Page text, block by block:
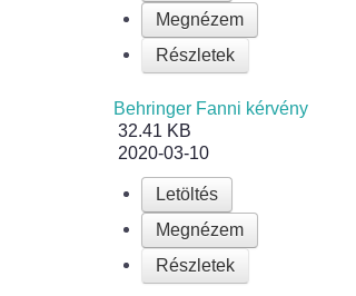
Megnézem
Részletek
Behringer Fanni kérvény
32.41 KB
2020-03-10
Letöltés
Megnézem
Részletek